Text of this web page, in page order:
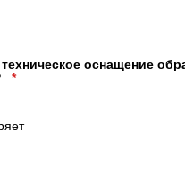
оснащение
*